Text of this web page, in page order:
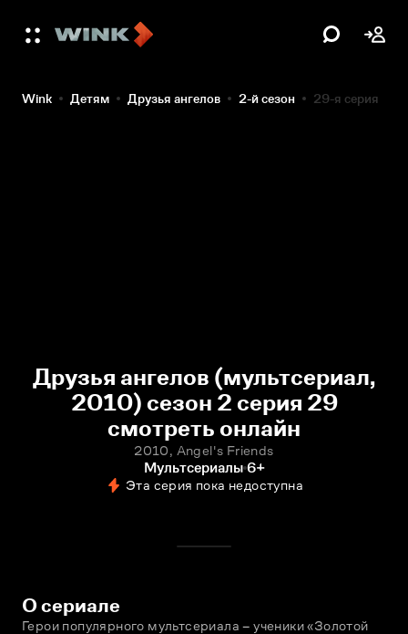
Wink Детям Друзья ангелов 2-й сезон 29-я серия
Друзья ангелов (мультсериал,
2010) сезон 2 серия 29
смотреть онлайн
2010, Angel's Friends
Мультсериалы 6+
Эта серия пока недоступна
О сериале
Герои популярного мультсериала – ученики «Золотой